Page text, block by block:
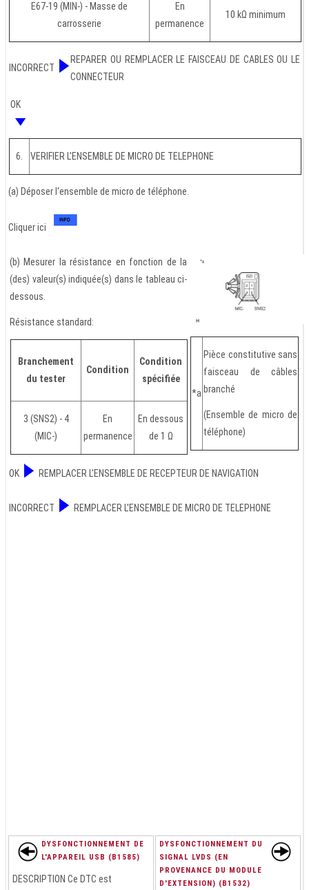
E67-19 (MIN-) - Masse de
carrosserie
En
permanence
10 kΩ minimum
INCORRECT
REPARER OU REMPLACER LE FAISCEAU DE CABLES OU LE
CONNECTEUR
OK
6. VERIFIER L'ENSEMBLE DE MICRO DE TELEPHONE
(a) Déposer l'ensemble de micro de téléphone.
Cliquer ici
(b) Mesurer la résistance en fonction de la
(des) valeur(s) indiquée(s) dans le tableau ci-
dessous.
Résistance standard:
Branchement
du tester
Condition
Condition
spécifiée
3 (SNS2) - 4
(MIC-)
En
permanence
En dessous
de 1 Ω
*a
Pièce constitutive sans
faisceau de câbles
branché
(Ensemble de micro de
téléphone)
OK REMPLACER L'ENSEMBLE DE RECEPTEUR DE NAVIGATION
INCORRECT REMPLACER L'ENSEMBLE DE MICRO DE TELEPHONE
DYSFONCTIONNEMENT DE
L'APPAREIL USB (B1585)
DESCRIPTION Ce DTC est
DYSFONCTIONNEMENT DU
SIGNAL LVDS (EN
PROVENANCE DU MODULE
D'EXTENSION) (B1532)